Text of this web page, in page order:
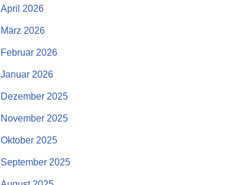
April 2026
März 2026
Februar 2026
Januar 2026
Dezember 2025
November 2025
Oktober 2025
September 2025